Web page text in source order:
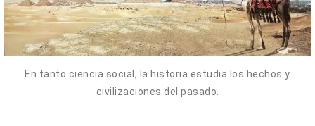
civilizaciones del pasado.
Disciplinas de las ciencias
sociales.